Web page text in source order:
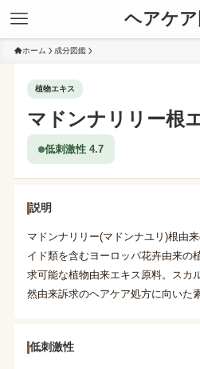
ヘアケ
ホーム 成分図鑑
植物エキス
マドンナリリー根
低刺激性 4.7
説明
マドンナリリー(マドンナユリ)根由
イド類を含むヨーロッパ花卉由来の
求可能な植物由来エキス原料。スカ
然由来訴求のヘアケア処方に向いた素
低刺激性